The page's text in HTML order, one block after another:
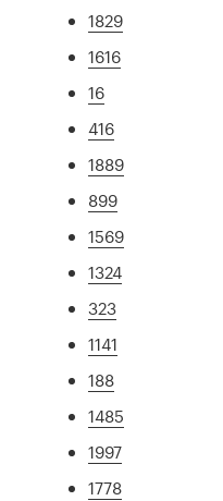
1829
1616
16
416
1889
899
1569
1324
323
1141
188
1485
1997
1778